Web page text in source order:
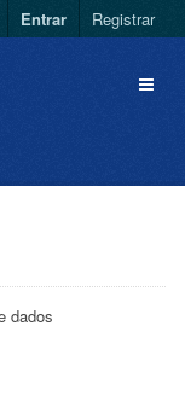
Entrar Registrar
dados